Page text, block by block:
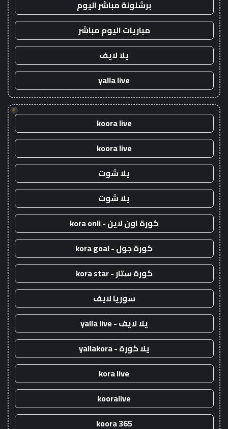
برشلونة مباشر اليوم
مباريات اليوم مباشر
يلا لايف
yalla live
!
koora live
koora live
يلا شوت
يلا شوت
كورة اون لاين - kora onli
كورة جول - kora goal
كورة ستار - kora star
سوريا لايف
يلا لايف - yalla live
يلا كورة - yallakora
kora live
kooralive
koora 365